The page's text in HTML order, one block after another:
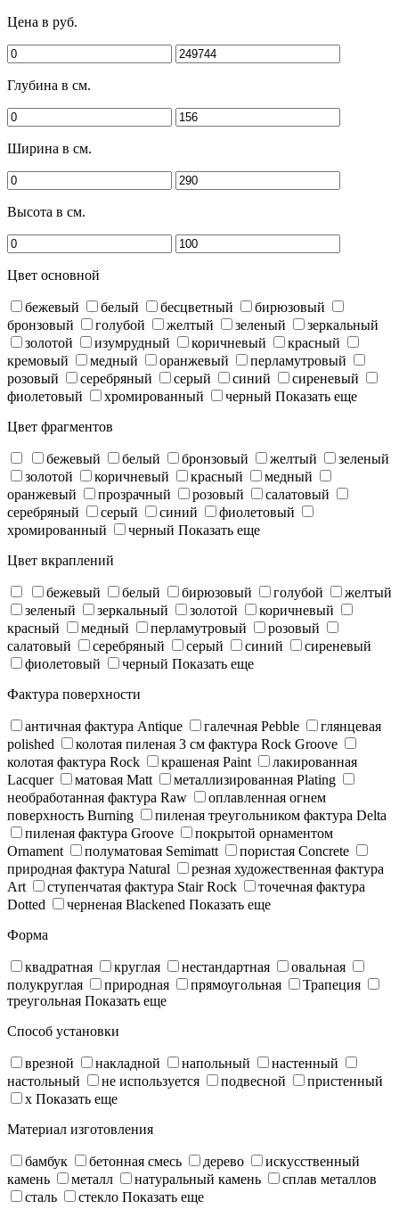
Цена в руб.
Глубина в см.
Ширина в см.
Высота в см.
Цвет основной
бежевый белый бесцветный
бирюзовый
бронзовый
голубой желтый зеленый
зеркальный
золотой
изумрудный коричневый
красный
кремовый
медный оранжевый
перламутровый
розовый
серебряный серый синий
сиреневый
фиолетовый
хромированный черный Показать еще
Цвет фрагментов
бежевый белый бронзовый желтый
зеленый
золотой
коричневый красный
медный
оранжевый
прозрачный розовый
салатовый
серебряный
серый синий
фиолетовый
хромированный
черный Показать еще
Цвет вкраплений
бежевый белый бирюзовый голубой
желтый
зеленый
зеркальный золотой
коричневый
красный
медный перламутровый
розовый
салатовый
серебряный серый синий
сиреневый
фиолетовый
черный Показать еще
Фактура поверхности
античная фактура Antique галечная Pebble
глянцевая
polished
колотая пиленая 3 см фактура Rock Groove
колотая фактура Rock
крашеная Paint
лакированная
Lacquer
матовая Matt
металлизированная Plating
необработанная фактура Raw
оплавленная огнем
поверхность Burning
пиленая треугольником фактура Delta
пиленая фактура Groove
покрытой орнаментом
Ornament
полуматовая Semimatt
пористая Concrete
природная фактура Natural
резная художественная фактура
Art
ступенчатая фактура Stair Rock
точечная фактура
Dotted
черненая Blackened Показать еще
Форма
квадратная круглая нестандартная
овальная
полукруглая
природная прямоугольная
Трапеция
треугольная Показать еще
Способ установки
врезной накладной напольный
настенный
настольный
не используется подвесной
пристенный
х Показать еще
Материал изготовления
бамбук бетонная смесь дерево
искусственный
камень
металл натуральный камень
сплав металлов
сталь
стекло Показать еще